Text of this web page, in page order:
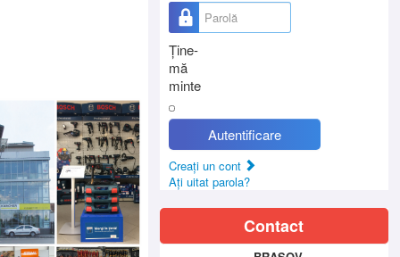
Parolă
Ţine-
mă
minte
Autentificare
Creaţi un cont
Aţi uitat parola?
Contact